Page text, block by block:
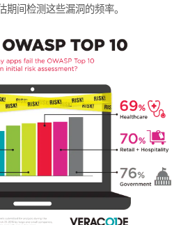
间检测这些漏洞的频率。